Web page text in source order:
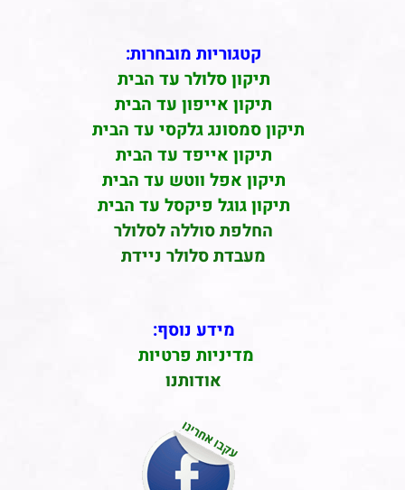
קטגוריות מובחרות:
תיקון סלולר עד הבית
תיקון אייפון עד הבית
תיקון סמסונג גלקסי עד הבית
תיקון אייפד עד הבית
תיקון אפל ווטש עד הבית
תיקון גוגל פיקסל עד הבית
החלפת סוללה לסלולר
מעבדת סלולר ניידת
מידע נוסף:
מדיניות פרטיות
אודותנו